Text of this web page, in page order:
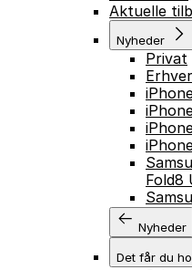
Aktuelle
Nyheder
Privat
Fold8
Nyheder
Det får du